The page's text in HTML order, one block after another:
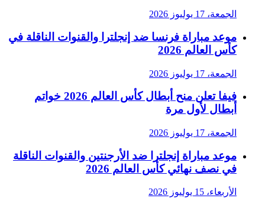
الجمعة، 17 يوليوز 2026
موعد مباراة فرنسا ضد إنجلترا والقنوات الناقلة في
كأس العالم 2026
الجمعة، 17 يوليوز 2026
فيفا تعلن منح أبطال كأس العالم 2026 خواتم
أبطال لأول مرة
الجمعة، 17 يوليوز 2026
موعد مباراة إنجلترا ضد الأرجنتين والقنوات الناقلة
في نصف نهائي كأس العالم 2026
الأربعاء، 15 يوليوز 2026